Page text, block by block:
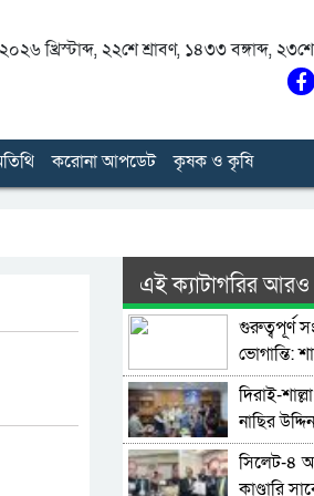
খ্রিস্টাব্দ, ২২শে শ্রাবণ, ১৪৩৩ বঙ্গাব্দ,
করোনা আপডেট কৃষক ও কৃষি
এই ক্যাটাগরির
গুরুত্বপূর্ণ
ভোগান্তি:
রাস্তাঘাট
দিরাই-
নাছির
সিলেট-৪
কাণ্ডারি